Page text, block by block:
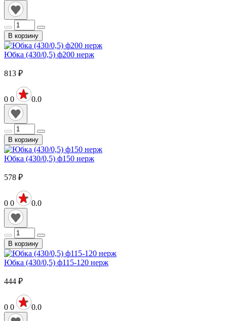
В корзину
Юбка (430/0,5) ф200 нерж
813 ₽
0 0 0.0
В корзину
Юбка (430/0,5) ф150 нерж
578 ₽
0 0 0.0
В корзину
Юбка (430/0,5) ф115-120 нерж
444 ₽
0 0 0.0